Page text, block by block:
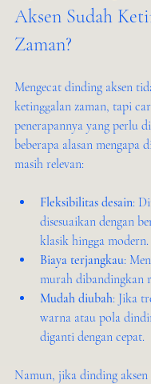
Aksen Sudah
Zaman?
Mengecat dinding aksen
ketinggalan zaman, tapi
penerapannya yang perlu
beberapa alasan mengapa
masih relevan:
Fleksibilitas desain:
disesuaikan dengan
klasik hingga modern.
Biaya terjangkau:
murah dibandingkan
Mudah diubah: Jika
warna atau pola
diganti dengan cepat.
Namun, jika dinding aksen